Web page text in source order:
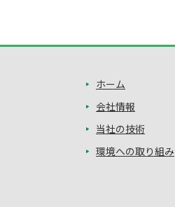
ホーム
会社情報
当社の技術
環境への取り組み